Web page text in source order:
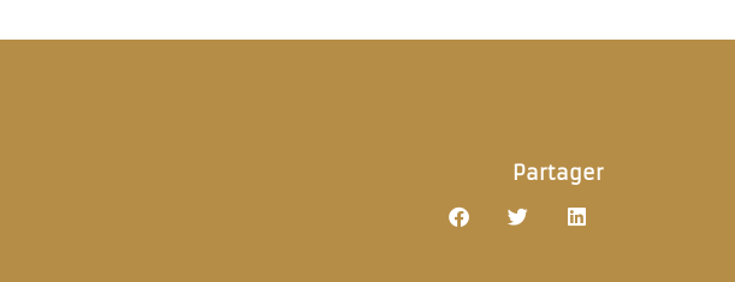
Partager